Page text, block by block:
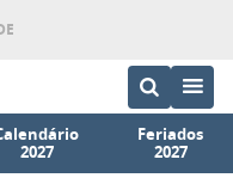
2027
Feriados
2027